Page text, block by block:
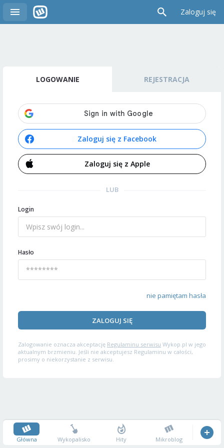
Zaloguj się
LOGOWANIE REJESTRACJA
Zaloguj się z Facebook
Zaloguj się z Apple
LUB
Login
Hasło
nie pamiętam hasła
ZALOGUJ SIĘ
Zalogowanie oznacza akceptację Regulaminu serwisu Wykop.pl w jego
aktualnym brzmieniu. Jeśli nie akceptujesz Regulaminu w całości,
prosimy o niekorzystanie z serwisu.
Główna Wykopalisko Hity Mikroblog